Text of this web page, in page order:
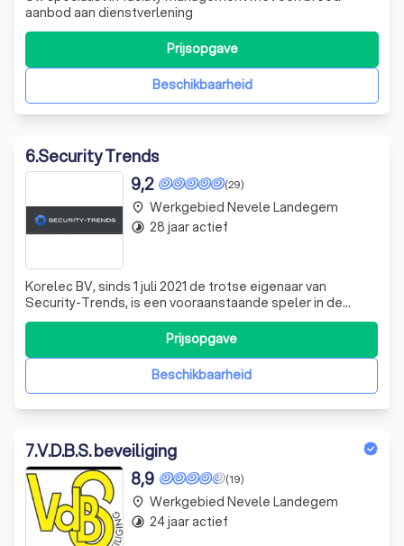
aanbod aan dienstverlening
Beschikbaarheid
Prijsopgave
6.Security Trends
(29)
9,2
Korelec BV, sinds 1 juli 2021 de trotse eigenaar van
Security-Trends, is een vooraanstaande speler in de
beveiligingssector. Met een sterke focus op innovatie en
kwaliteit, bieden we een breed scala aan
beveiligingsoplossingen, variërend van inbraakbeveiliging
en branddetectie tot camerabewaking en
Beschikbaarheid
Prijsopgave
place Werkgebied Nevele Landegem
timelapse 28 jaar actief
7.V.D.B.S. beveiliging
(19)
8,9
place Werkgebied Nevele Landegem
timelapse 24 jaar actief